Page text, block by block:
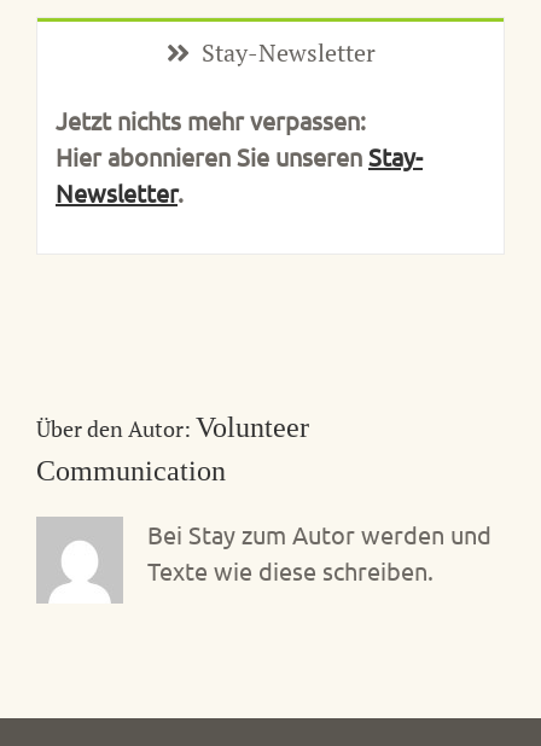
Stay-Newsletter
Jetzt nichts mehr verpassen:
Hier abonnieren Sie unseren Stay-
Newsletter.
Über den Autor: Volunteer
Communication
Bei Stay zum Autor werden und
Texte wie diese schreiben.